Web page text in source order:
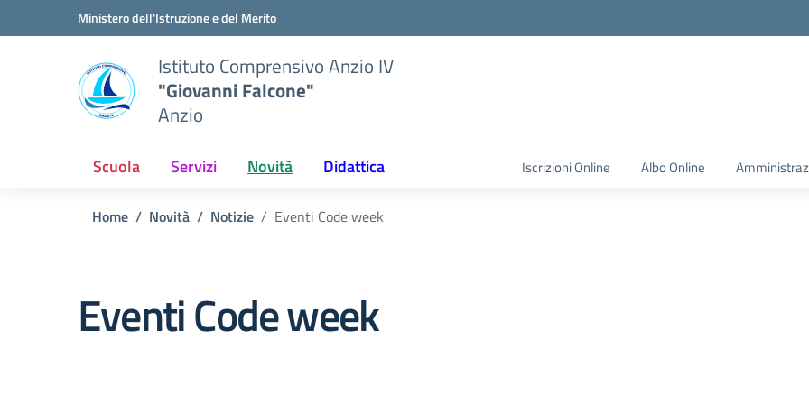
Vai ai contenuti
Vai al menu di navigazioneMinistero dell'Istruzione e del Merito
Istituto Comprensivo Anzio IV
"Giovanni Falcone"
Anzio
Scuola Servizi Novità Didattica Iscrizioni Online Albo Online
Home Novità Notizie Eventi Code week
Eventi Code week